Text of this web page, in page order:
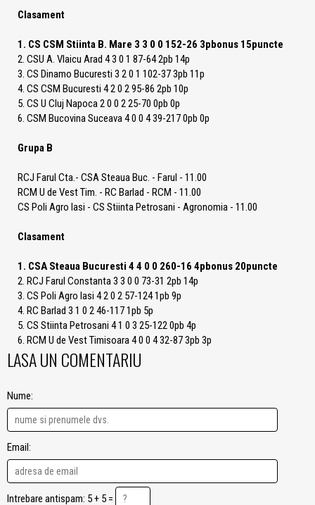
Clasament
1. CS CSM Stiinta B. Mare 3 3 0 0 152-26 3pbonus 15puncte
2. CSU A. Vlaicu Arad 4 3 0 1 87-64 2pb 14p
3. CS Dinamo Bucuresti 3 2 0 1 102-37 3pb 11p
4. CS CSM Bucuresti 4 2 0 2 95-86 2pb 10p
5. CS U Cluj Napoca 2 0 0 2 25-70 0pb 0p
6. CSM Bucovina Suceava 4 0 0 4 39-217 0pb 0p
Grupa B
RCJ Farul Cta.- CSA Steaua Buc. - Farul - 11.00
RCM U de Vest Tim. - RC Barlad - RCM - 11.00
CS Poli Agro Iasi - CS Stiinta Petrosani - Agronomia - 11.00
Clasament
1. CSA Steaua Bucuresti 4 4 0 0 260-16 4pbonus 20puncte
2. RCJ Farul Constanta 3 3 0 0 73-31 2pb 14p
3. CS Poli Agro Iasi 4 2 0 2 57-124 1pb 9p
4. RC Barlad 3 1 0 2 46-117 1pb 5p
5. CS Stiinta Petrosani 4 1 0 3 25-122 0pb 4p
6. RCM U de Vest Timisoara 4 0 0 4 32-87 3pb 3p
LASA UN COMENTARIU
Nume:
Email:
Intrebare antispam: 5 + 5 =